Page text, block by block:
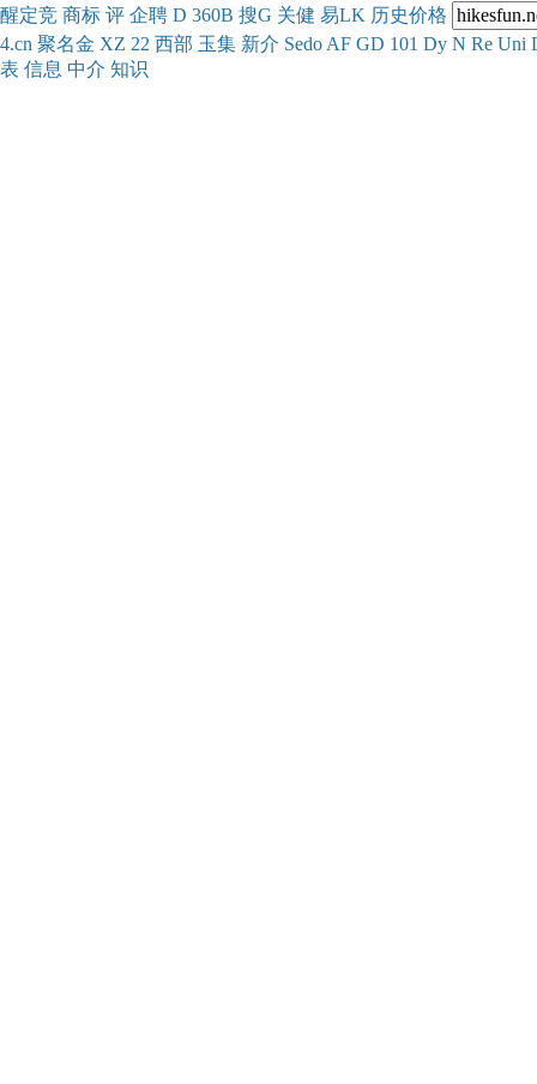
醒定竞 商标 评 企聘 D 360B 搜G 关健 易LK 历史价格
4.cn 聚名金 XZ 22 西部 玉集 新介 Sedo AF GD 101 Dy N Re Uni
表 信息 中介 知识